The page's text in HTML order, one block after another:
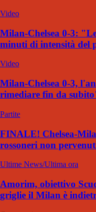
Video
Milan-Chelsea 0-3:
minuti di intensità del
Video
Milan-Chelsea 0-3,
rimediare fin da
Partite
FINALE! Chelsea-
rossoneri non
Ultime News/Ultima ora
Amorim, obiettivo
griglie il Milan è